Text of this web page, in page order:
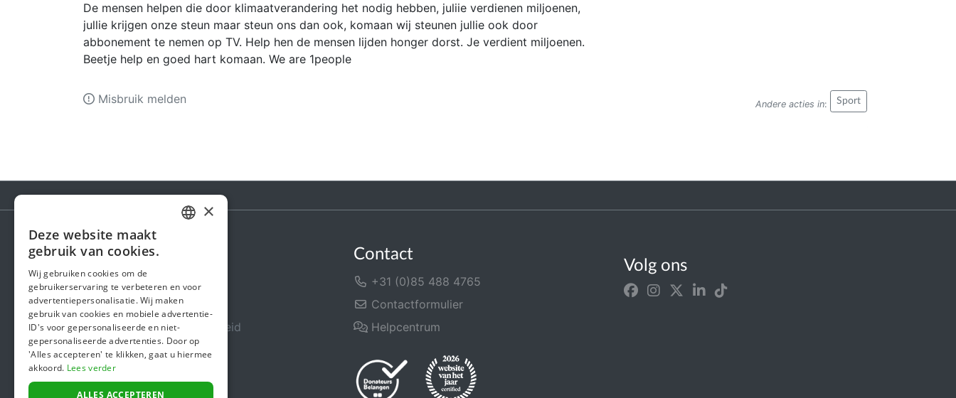
De mensen helpen die door klimaatverandering het nodig hebben, juliie verdienen miljoenen,
jullie krijgen onze steun maar steun ons dan ook, komaan wij steunen jullie ook door
abbonement te nemen op TV. Help hen de mensen lijden honger dorst. Je verdient miljoenen.
Beetje help en goed hart komaan. We are 1people
Andere acties in: Sport
Misbruik melden
Steunactie
Over ons
In de media
Veiligheid & Betrouwbaarheid
Algemene voorwaarden
Privacybeleid
Contact
+31 (0)85 488 4765
Contactformulier
Helpcentrum
Volg ons
ENGLISH
×
Deze website maakt
gebruik van cookies.
Wij gebruiken cookies om de
gebruikerservaring te verbeteren en voor
advertentiepersonalisatie. Wij maken
gebruik van cookies en mobiele advertentie-
ID's voor gepersonaliseerde en niet-
gepersonaliseerde advertenties. Door op
'Alles accepteren' te klikken, gaat u hiermee
akkoord. Lees verder
ALLES ACCEPTEREN